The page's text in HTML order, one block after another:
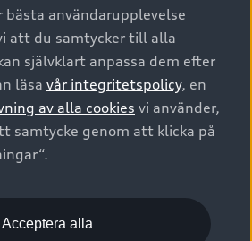
så gott som nya
din Audi
- Hur påverkas min bil av detta?
serviceverkstad
All Rights Reserved.
Juridiskt Audi AG
för cookies
bästa användarupplevelse
att du samtycker till alla
självklart anpassa dem efter
läsa vår integritetspolicy, en
av alla cookies vi använder,
samtycke genom att klicka på
Acceptera alla